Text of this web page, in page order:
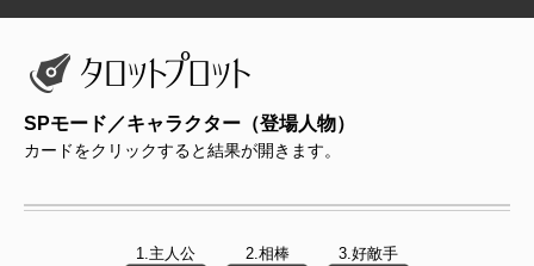
SPモード／キャラクター（登場人物）
カードをクリックすると結果が開きます。
1.主人公 2.相棒 3.好敵手